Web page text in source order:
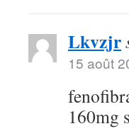
Lkvzjr
15 août
160mg